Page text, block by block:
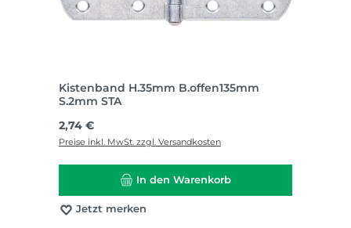
Kistenband H.35mm B.offen135mm
S.2mm STA
Regulärer Preis:
2,74 €
Preise inkl. MwSt. zzgl. Versandkosten
In den Warenkorb
Jetzt merken